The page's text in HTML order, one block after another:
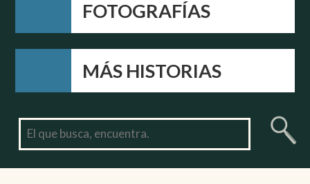
FOTOGRAFÍAS
MÁS HISTORIAS